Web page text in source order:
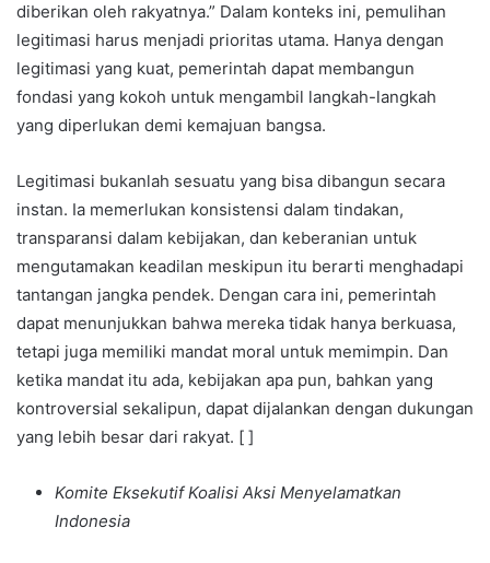
diberikan oleh rakyatnya.” Dalam konteks ini, pemulihan
legitimasi harus menjadi prioritas utama. Hanya dengan
legitimasi yang kuat, pemerintah dapat membangun
fondasi yang kokoh untuk mengambil langkah-langkah
yang diperlukan demi kemajuan bangsa.
Legitimasi bukanlah sesuatu yang bisa dibangun secara
instan. Ia memerlukan konsistensi dalam tindakan,
transparansi dalam kebijakan, dan keberanian untuk
mengutamakan keadilan meskipun itu berarti menghadapi
tantangan jangka pendek. Dengan cara ini, pemerintah
dapat menunjukkan bahwa mereka tidak hanya berkuasa,
tetapi juga memiliki mandat moral untuk memimpin. Dan
ketika mandat itu ada, kebijakan apa pun, bahkan yang
kontroversial sekalipun, dapat dijalankan dengan dukungan
yang lebih besar dari rakyat. [ ]
Komite Eksekutif Koalisi Aksi Menyelamatkan
Indonesia